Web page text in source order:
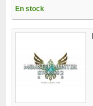
En stock